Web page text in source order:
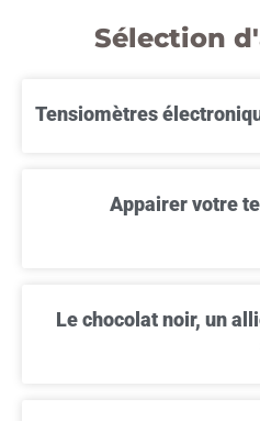
Sélection
Tensiomètres
Appairer votre
Le chocolat noir, un